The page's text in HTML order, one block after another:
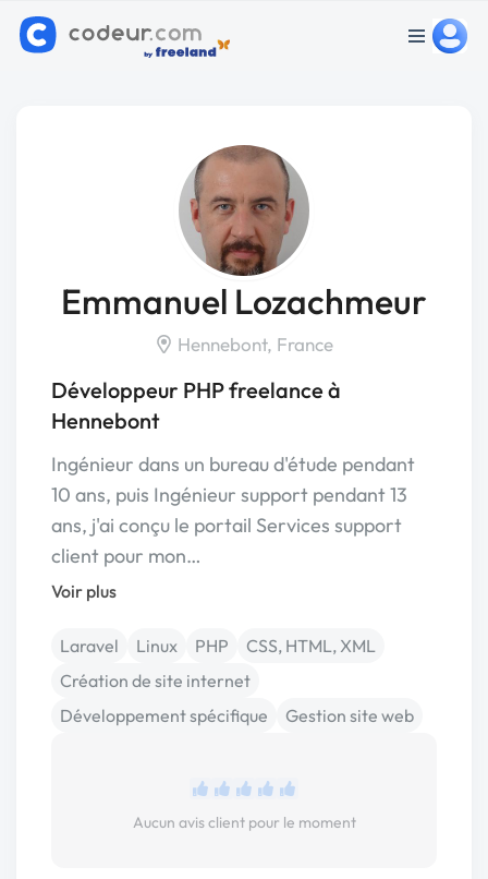
Emmanuel Lozachmeur
Hennebont, France
Développeur PHP freelance à
Hennebont
Ingénieur dans un bureau d'étude pendant
10 ans, puis Ingénieur support pendant 13
ans, j'ai conçu le portail Services support
client pour mon…
Voir plus
Laravel Linux PHP
CSS, HTML, XML
Création de site internet
Développement spécifique
Gestion site web
Aucun avis client pour le moment